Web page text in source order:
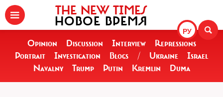
РУ
THE NEW TIMES
НОВОЕ ВРЕМЯ
Opinion Discussion Interview
Repressions
Portrait
Investigation Blogs / Ukraine
Israel
Navalny
Trump Putin Kremlin Duma